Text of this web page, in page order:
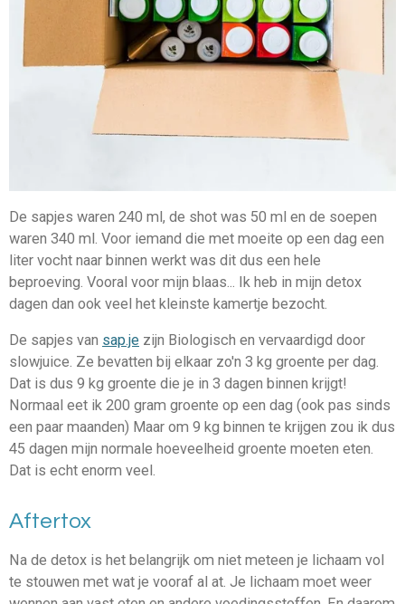
De sapjes waren 240 ml, de shot was 50 ml en de soepen
waren 340 ml. Voor iemand die met moeite op een dag een
liter vocht naar binnen werkt was dit dus een hele
beproeving. Vooral voor mijn blaas... Ik heb in mijn detox
dagen dan ook veel het kleinste kamertje bezocht.
De sapjes van sap.je zijn Biologisch en vervaardigd door
slowjuice. Ze bevatten bij elkaar zo'n 3 kg groente per dag.
Dat is dus 9 kg groente die je in 3 dagen binnen krijgt!
Normaal eet ik 200 gram groente op een dag (ook pas sinds
een paar maanden) Maar om 9 kg binnen te krijgen zou ik dus
45 dagen mijn normale hoeveelheid groente moeten eten.
Dat is echt enorm veel.
Aftertox
Na de detox is het belangrijk om niet meteen je lichaam vol
te stouwen met wat je vooraf al at. Je lichaam moet weer